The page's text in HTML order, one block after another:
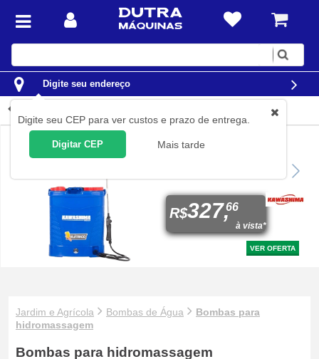
Digite
Digite seu endereço
Digite seu CEP para ver custos e prazo de entrega.
Digitar CEP Mais tarde
Pulverizador costal agrícola
bateria 20 litros com 4 bicos - PEG
R$327,66
à vista*
VER OFERTA
Jardim e Agrícola Bombas de Água
Bombas para
hidromassagem
Bombas para hidromassagem